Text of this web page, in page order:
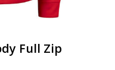
Full Zip